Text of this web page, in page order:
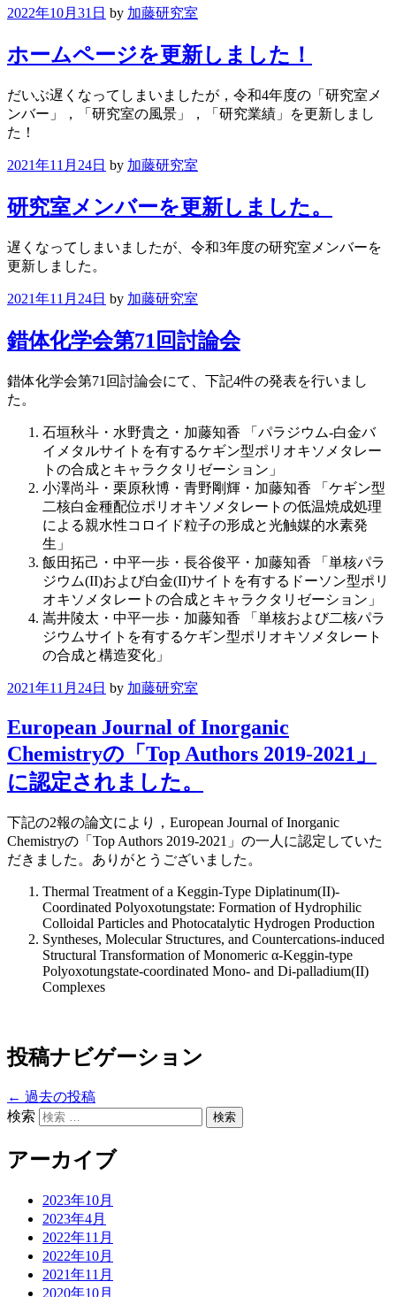
2022年10月31日 by 加藤研究室
ホームページを更新しました！
だいぶ遅くなってしまいましたが，令和4年度の「研究室メ
ンバー」，「研究室の風景」，「研究業績」を更新しまし
た！
2021年11月24日 by 加藤研究室
研究室メンバーを更新しました。
遅くなってしまいましたが、令和3年度の研究室メンバーを
更新しました。
2021年11月24日 by 加藤研究室
錯体化学会第71回討論会
錯体化学会第71回討論会にて、下記4件の発表を行いまし
た。
石垣秋斗・水野貴之・加藤知香 「パラジウム-白金バ
イメタルサイトを有するケギン型ポリオキソメタレー
トの合成とキャラクタリゼーション」
小澤尚斗・栗原秋博・青野剛輝・加藤知香 「ケギン型
二核白金種配位ポリオキソメタレートの低温焼成処理
による親水性コロイド粒子の形成と光触媒的水素発
生」
飯田拓己・中平一歩・長谷俊平・加藤知香 「単核パラ
ジウム(II)および白金(II)サイトを有するドーソン型ポリ
オキソメタレートの合成とキャラクタリゼーション」
嵩井陵太・中平一歩・加藤知香 「単核および二核パラ
ジウムサイトを有するケギン型ポリオキソメタレート
の合成と構造変化」
2021年11月24日 by 加藤研究室
European Journal of Inorganic
Chemistryの「Top Authors 2019-2021」
に認定されました。
下記の2報の論文により，European Journal of Inorganic
Chemistryの「Top Authors 2019-2021」の一人に認定していた
だきました。ありがとうございました。
Thermal Treatment of a Keggin-Type Diplatinum(II)-
Coordinated Polyoxotungstate: Formation of Hydrophilic
Colloidal Particles and Photocatalytic Hydrogen Production
Syntheses, Molecular Structures, and Countercations-induced
Structural Transformation of Monomeric α-Keggin-type
Polyoxotungstate-coordinated Mono- and Di-palladium(II)
Complexes
投稿ナビゲーション
← 過去の投稿
検索
アーカイブ
2023年10月
2023年4月
2022年11月
2022年10月
2021年11月
2020年10月